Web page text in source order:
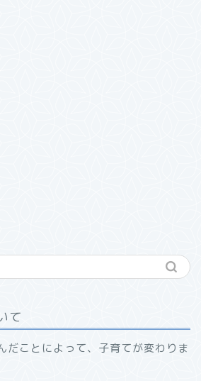
て
だことによって、子育てが変わりま